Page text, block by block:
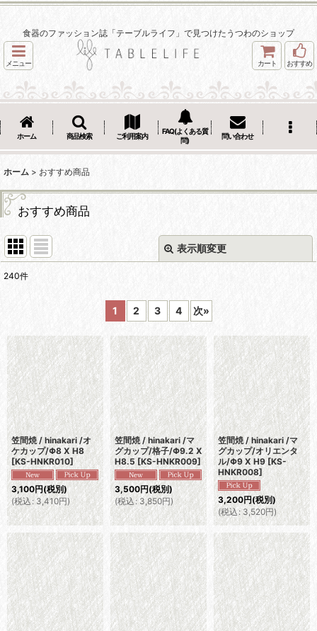
食器のファッション誌「テーブルライフ」で見つけたうつわのショップ
メニュー カート おすすめ
ホーム 商品検索 ご利用案内
FAQ(よくある質
問)
問い合わせ
ホーム > おすすめ商品
おすすめ商品
表示順変更
絞り込む
240件
1 2 3 4 次»
笠間焼 / hinakari /オ
ケカップ/Φ8 X H8
[KS-HNKR010]
3,100円(税別)
(税込: 3,410円)
笠間焼 / hinakari /マ
グカップ/格子/Φ9.2 X
H8.5 [KS-HNKR009]
3,500円(税別)
(税込: 3,850円)
笠間焼 / hinakari /マ
グカップ/オリエンタ
ル/Φ9 X H9 [KS-
HNKR008]
3,200円(税別)
(税込: 3,520円)